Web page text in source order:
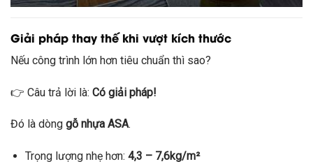
Giải pháp thay thế khi vượt kích thước
Nếu công trình lớn hơn tiêu chuẩn thì sao?
👉 Câu trả lời là: Có giải pháp!
Đó là dòng gỗ nhựa ASA.
Trọng lượng nhẹ hơn: 4,3 – 7,6kg/m²